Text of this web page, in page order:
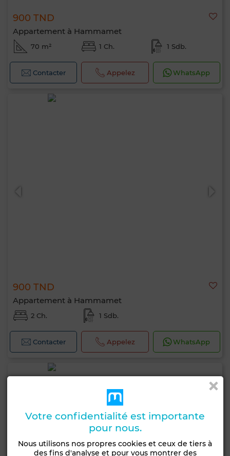
900 TND
Appartement à Hammamet
70 m² 1 Ch. 1 Sdb.
Contacter Appelez WhatsApp
900 TND
Appartement à Hammamet
2 Ch. 1 Sdb.
Contacter Appelez WhatsApp
Votre confidentialité est importante
pour nous.
Nous utilisons nos propres cookies et ceux de tiers à
des fins d'analyse et pour vous montrer des